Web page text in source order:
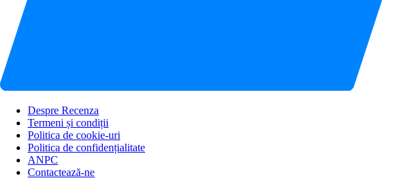
Despre Recenza
Termeni și condiții
Politica de cookie-uri
Politica de confidențialitate
ANPC
Contactează-ne